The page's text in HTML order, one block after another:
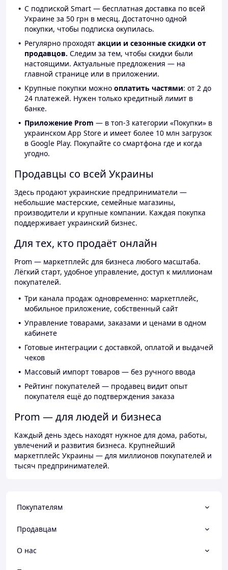
С подпиской Smart — бесплатная доставка по всей
Украине за 50 грн в месяц. Достаточно одной
покупки, чтобы подписка окупилась.
Регулярно проходят акции и сезонные скидки от
продавцов. Следим за тем, чтобы скидки были
настоящими. Актуальные предложения — на
главной странице или в приложении.
Крупные покупки можно оплатить частями: от 2 до
24 платежей. Нужен только кредитный лимит в
банке.
Приложение Prom — в топ-3 категории «Покупки» в
украинском App Store и имеет более 10 млн загрузок
в Google Play. Покупайте со смартфона где и когда
угодно.
Продавцы со всей Украины
Здесь продают украинские предприниматели —
небольшие мастерские, семейные магазины,
производители и крупные компании. Каждая покупка
поддерживает украинский бизнес.
Для тех, кто продаёт онлайн
Prom — маркетплейс для бизнеса любого масштаба.
Лёгкий старт, удобное управление, доступ к миллионам
покупателей.
Три канала продаж одновременно: маркетплейс,
мобильное приложение, собственный сайт
Управление товарами, заказами и ценами в одном
кабинете
Готовые интеграции с доставкой, оплатой и выдачей
чеков
Массовый импорт товаров — без ручного ввода
Рейтинг покупателей — продавец видит опыт
покупателя ещё до подтверждения заказа
Prom — для людей и бизнеса
Каждый день здесь находят нужное для дома, работы,
увлечений и развития бизнеса. Крупнейший
маркетплейс Украины — для миллионов покупателей и
тысяч предпринимателей.
Покупателям
Продавцам
О нас